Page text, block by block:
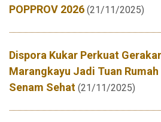
POPPROV 2026 (21/11/2025)
Dispora Kukar Perkuat
Marangkayu Jadi Tuan
Senam Sehat (21/11/2025)